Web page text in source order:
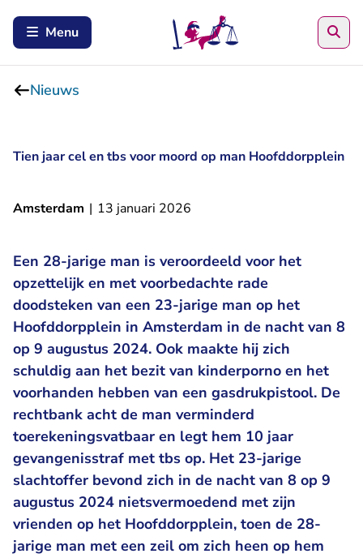
Menu
Nieuws
Tien jaar cel en tbs voor moord op man Hoofddorpplein
Amsterdam | 13 januari 2026
Een 28-jarige man is veroordeeld voor het
opzettelijk en met voorbedachte rade
doodsteken van een 23-jarige man op het
Hoofddorpplein in Amsterdam in de nacht van 8
op 9 augustus 2024. Ook maakte hij zich
schuldig aan het bezit van kinderporno en het
voorhanden hebben van een gasdrukpistool. De
rechtbank acht de man verminderd
toerekeningsvatbaar en legt hem 10 jaar
gevangenisstraf met tbs op. Het 23-jarige
slachtoffer bevond zich in de nacht van 8 op 9
augustus 2024 nietsvermoedend met zijn
vrienden op het Hoofddorpplein, toen de 28-
jarige man met een zeil om zich heen op hem